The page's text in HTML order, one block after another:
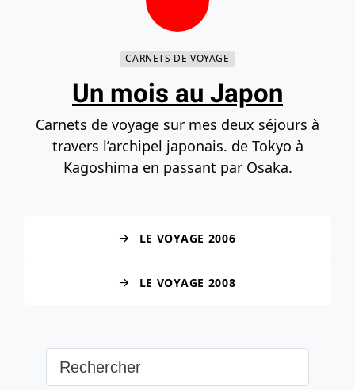
Navigation principale
Accéder au bas de la page
CARNETS DE VOYAGE
Un mois au Japon
Carnets de voyage sur mes deux séjours à
travers l’archipel japonais. de Tokyo à
Kagoshima en passant par Osaka.
LE VOYAGE 2006
LE VOYAGE 2008